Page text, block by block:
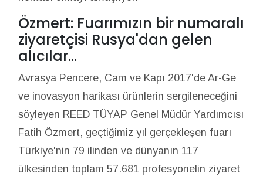
Özmert: Fuarımızın bir numaralı
ziyaretçisi Rusya'dan gelen
alıcılar…
Avrasya Pencere, Cam ve Kapı 2017'de Ar-Ge
ve inovasyon harikası ürünlerin sergileneceğini
söyleyen REED TÜYAP Genel Müdür Yardımcısı
Fatih Özmert, geçtiğimiz yıl gerçekleşen fuarı
Türkiye'nin 79 ilinden ve dünyanın 117
ülkesinden toplam 57.681 profesyonelin ziyaret